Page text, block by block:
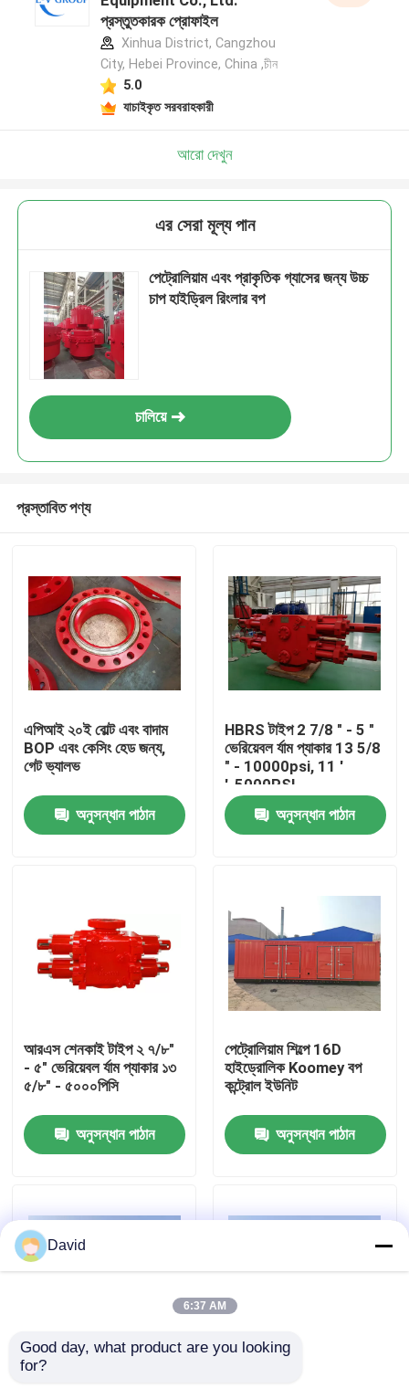
আমাদের সম্পর্কে
কারখানা ভ্রমণ
আমাদের সাথে যোগাযোগ করুন
খবর
সব ক্ষেত্রেই
প্রস্তুতকারক প্রোফাইল
Xinhua District, Cangzhou
City, Hebei Province, China ,চীন
5.0
যাচাইকৃত সরবরাহকারী
আরো দেখুন
এর সেরা মূল্য পান
পেট্রোলিয়াম এবং প্রাকৃতিক গ্যাসের জন্য উচ্চ
চাপ হাইড্রিল রিংলার বপ
চালিয়ে
প্রস্তাবিত পণ্য
এপিআই ২০ই বোল্ট এবং বাদাম
BOP এবং কেসিং হেড জন্য,
গেট ভ্যালভ
অনুসন্ধান পাঠান
HBRS টাইপ 2 7/8 " - 5 "
ভেরিয়েবল র্যাম প্যাকার 13 5/8
" - 10000psi, 11 ′
′-5000PSI
অনুসন্ধান পাঠান
আরএস শেনকাই টাইপ ২ ৭/৮"
- ৫" ভেরিয়েবল র্যাম প্যাকার ১৩
৫/৮" - ৫০০০পিসি
অনুসন্ধান পাঠান
পেট্রোলিয়াম শিল্পে 16D
হাইড্রোলিক Koomey বপ
কন্ট্রোল ইউনিট
অনুসন্ধান পাঠান
ওয়েলহেড বপ ব্লোআউট
David
6:37 AM
Good day, what product are you looking
for?